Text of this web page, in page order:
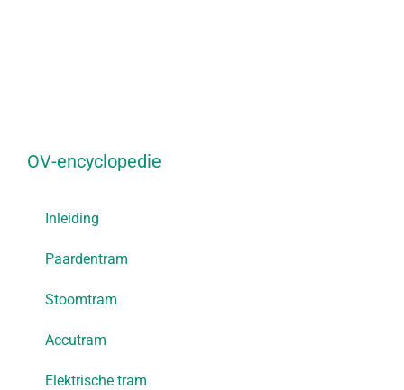
OV-encyclopedie
Inleiding
Paardentram
Stoomtram
Accutram
Elektrische tram